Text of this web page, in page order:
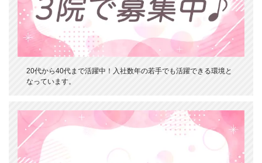
20代から40代まで活躍中！入社数年の若手でも活躍できる環境と
なっています。